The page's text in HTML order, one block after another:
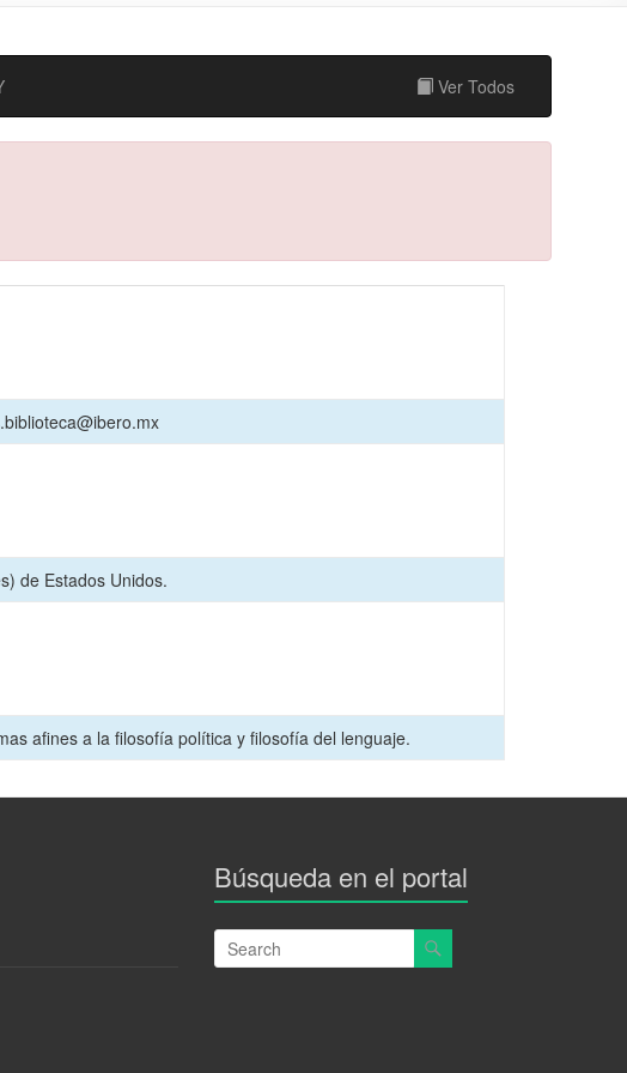
Ver Todos
de Estados Unidos.
afines a la filosofía política y filosofía del lenguaje.
Búsqueda en el portal